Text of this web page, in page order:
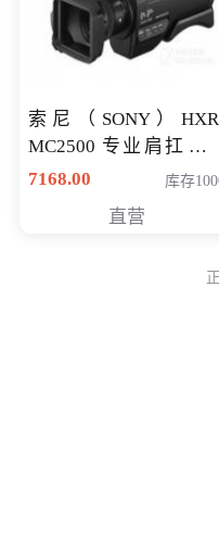
索尼（SONY）
MC2500 专业肩扛式存
储卡全高清摄录一体
清入门级摄像机
7168.00 库存
直营